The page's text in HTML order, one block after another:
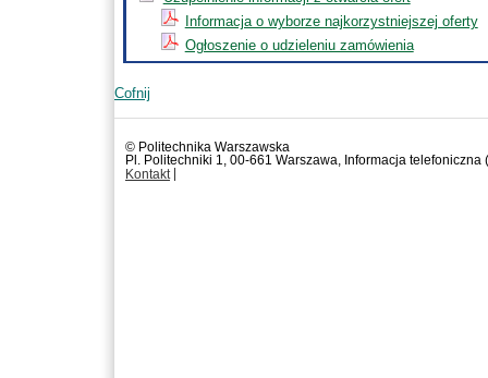
Informacja o wyborze najkorzystniejszej oferty
Ogłoszenie o udzieleniu zamówienia
Cofnij
© Politechnika Warszawska
Pl. Politechniki 1, 00-661 Warszawa, Informacja telefoniczna
Kontakt